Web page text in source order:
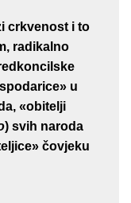
crkvenost i to
radikalno
u
«obitelji
) svih naroda
čovjeku